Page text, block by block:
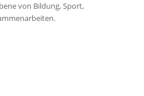
von Bildung, Sport,